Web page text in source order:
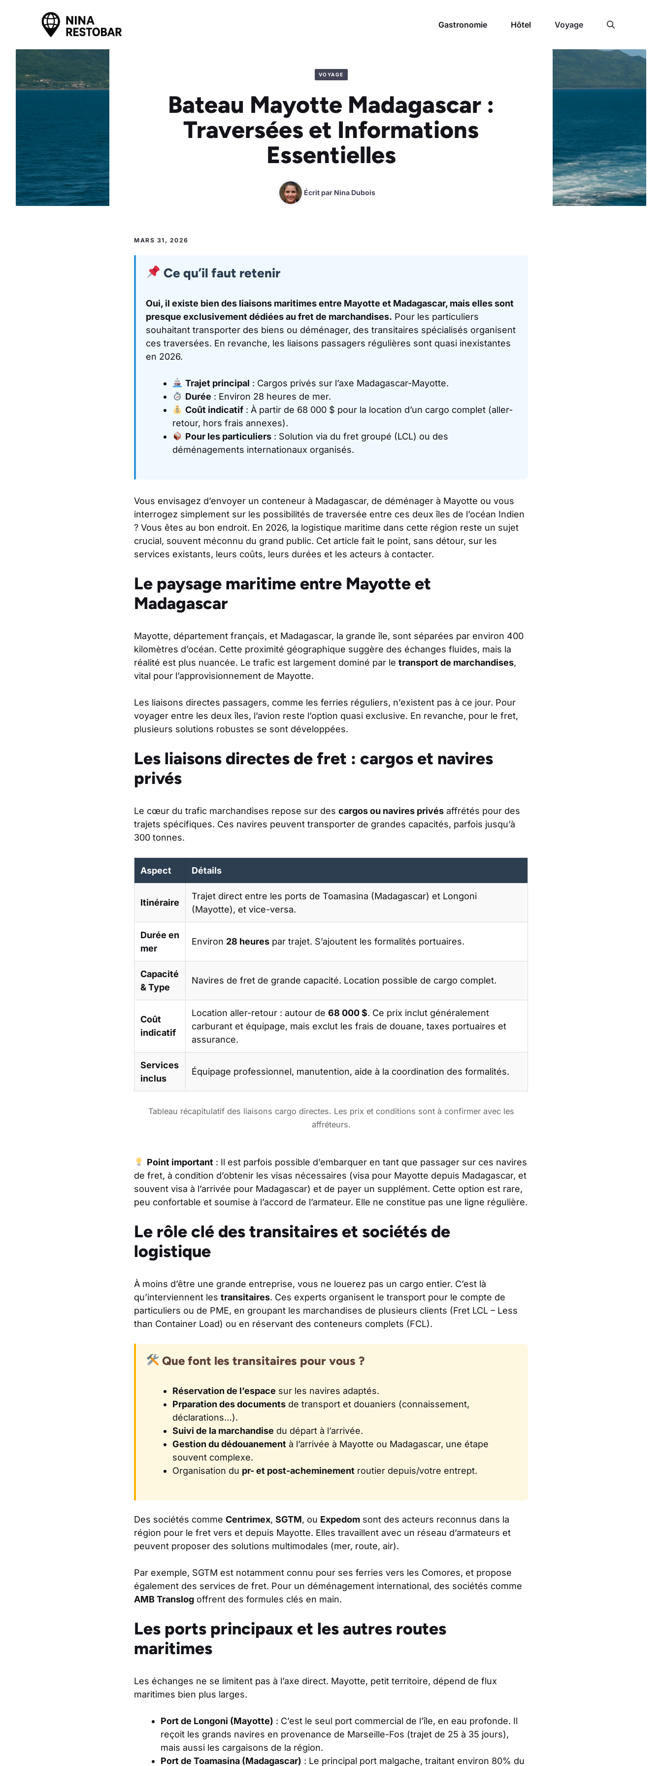
Gastronomie Hôtel Voyage
VOYAGE
Bateau Mayotte Madagascar :
Traversées et Informations
Essentielles
Écrit par Nina Dubois
MARS 31, 2026
Ce qu’il faut retenir
Oui, il existe bien des liaisons maritimes entre Mayotte et Madagascar, mais elles sont
presque exclusivement dédiées au fret de marchandises. Pour les particuliers
souhaitant transporter des biens ou déménager, des transitaires spécialisés organisent
ces traversées. En revanche, les liaisons passagers régulières sont quasi inexistantes
en 2026.
Trajet principal : Cargos privés sur l’axe Madagascar-Mayotte.
Durée : Environ 28 heures de mer.
Coût indicatif: À partir de 68 000 $ pour la location d’un cargo complet (aller-
retour, hors frais annexes).
Pour les particuliers: Solution via du fret groupé (LCL) ou des
déménagements internationaux organisés.
Vous envisagez d’envoyer un conteneur à Madagascar, de déménager à Mayotte ou vous
interrogez simplement sur les possibilités de traversée entre ces deux îles de l’océan Indien
? Vous êtes au bon endroit. En 2026, la logistique maritime dans cette région reste un sujet
crucial, souvent méconnu du grand public. Cet article fait le point, sans détour, sur les
services existants, leurs coûts, leurs durées et les acteurs à contacter.
Le paysage maritime entre Mayotte et
Madagascar
Mayotte, département français, et Madagascar, la grande île, sont séparées par environ 400
kilomètres d’océan. Cette proximité géographique suggère des échanges fluides, mais la
réalité est plus nuancée. Le trafic est largement dominé par le transport de marchandises,
vital pour l’approvisionnement de Mayotte.
Les liaisons directes passagers, comme les ferries réguliers, n’existent pas à ce jour. Pour
voyager entre les deux îles, l’avion reste l’option quasi exclusive. En revanche, pour le fret,
plusieurs solutions robustes se sont développées.
Les liaisons directes de fret : cargos et navires
privés
Le cœur du trafic marchandises repose sur des cargos ou navires privés affrétés pour des
trajets spécifiques. Ces navires peuvent transporter de grandes capacités, parfois jusqu’à
300 tonnes.
Aspect Détails
Itinéraire
Trajet direct entre les ports de Toamasina (Madagascar) et Longoni
(Mayotte), et vice-versa.
Durée en
mer
Environ 28 heures par trajet. S’ajoutent les formalités portuaires.
Capacité
& Type
Navires de fret de grande capacité. Location possible de cargo complet.
Coût
indicatif
Location aller-retour : autour de 68 000 $. Ce prix inclut généralement
carburant et équipage, mais exclut les frais de douane, taxes portuaires et
assurance.
Services
inclus
Équipage professionnel, manutention, aide à la coordination des formalités.
Tableau récapitulatif des liaisons cargo directes. Les prix et conditions sont à confirmer avec les
affréteurs.
Point important : Il est parfois possible d’embarquer en tant que passager sur ces navires
de fret, à condition d’obtenir les visas nécessaires (visa pour Mayotte depuis Madagascar, et
souvent visa à l’arrivée pour Madagascar) et de payer un supplément. Cette option est rare,
peu confortable et soumise à l’accord de l’armateur. Elle ne constitue pas une ligne régulière.
Le rôle clé des transitaires et sociétés de
logistique
À moins d’être une grande entreprise, vous ne louerez pas un cargo entier. C’est là
qu’interviennent les transitaires. Ces experts organisent le transport pour le compte de
particuliers ou de PME, en groupant les marchandises de plusieurs clients (Fret LCL – Less
than Container Load) ou en réservant des conteneurs complets (FCL).
Que font les transitaires pour vous ?
Réservation de l’espace sur les navires adaptés.
Prparation des documents de transport et douaniers (connaissement,
déclarations…).
Suivi de la marchandise du départ à l’arrivée.
Gestion du dédouanement à l’arrivée à Mayotte ou Madagascar, une étape
souvent complexe.
Organisation du pr- et post-acheminement routier depuis/votre entrept.
Des sociétés comme Centrimex, SGTM, ou Expedom sont des acteurs reconnus dans la
région pour le fret vers et depuis Mayotte. Elles travaillent avec un réseau d’armateurs et
peuvent proposer des solutions multimodales (mer, route, air).
Par exemple, SGTM est notamment connu pour ses ferries vers les Comores, et propose
également des services de fret. Pour un déménagement international, des sociétés comme
AMB Translog offrent des formules clés en main.
Les ports principaux et les autres routes
maritimes
Les échanges ne se limitent pas à l’axe direct. Mayotte, petit territoire, dépend de flux
maritimes bien plus larges.
Port de Longoni (Mayotte) : C’est le seul port commercial de l’île, en eau profonde. Il
reçoit les grands navires en provenance de Marseille-Fos (trajet de 25 à 35 jours),
mais aussi les cargaisons de la région.
Port de Toamasina (Madagascar) : Le principal port malgache, traitant environ 80% du